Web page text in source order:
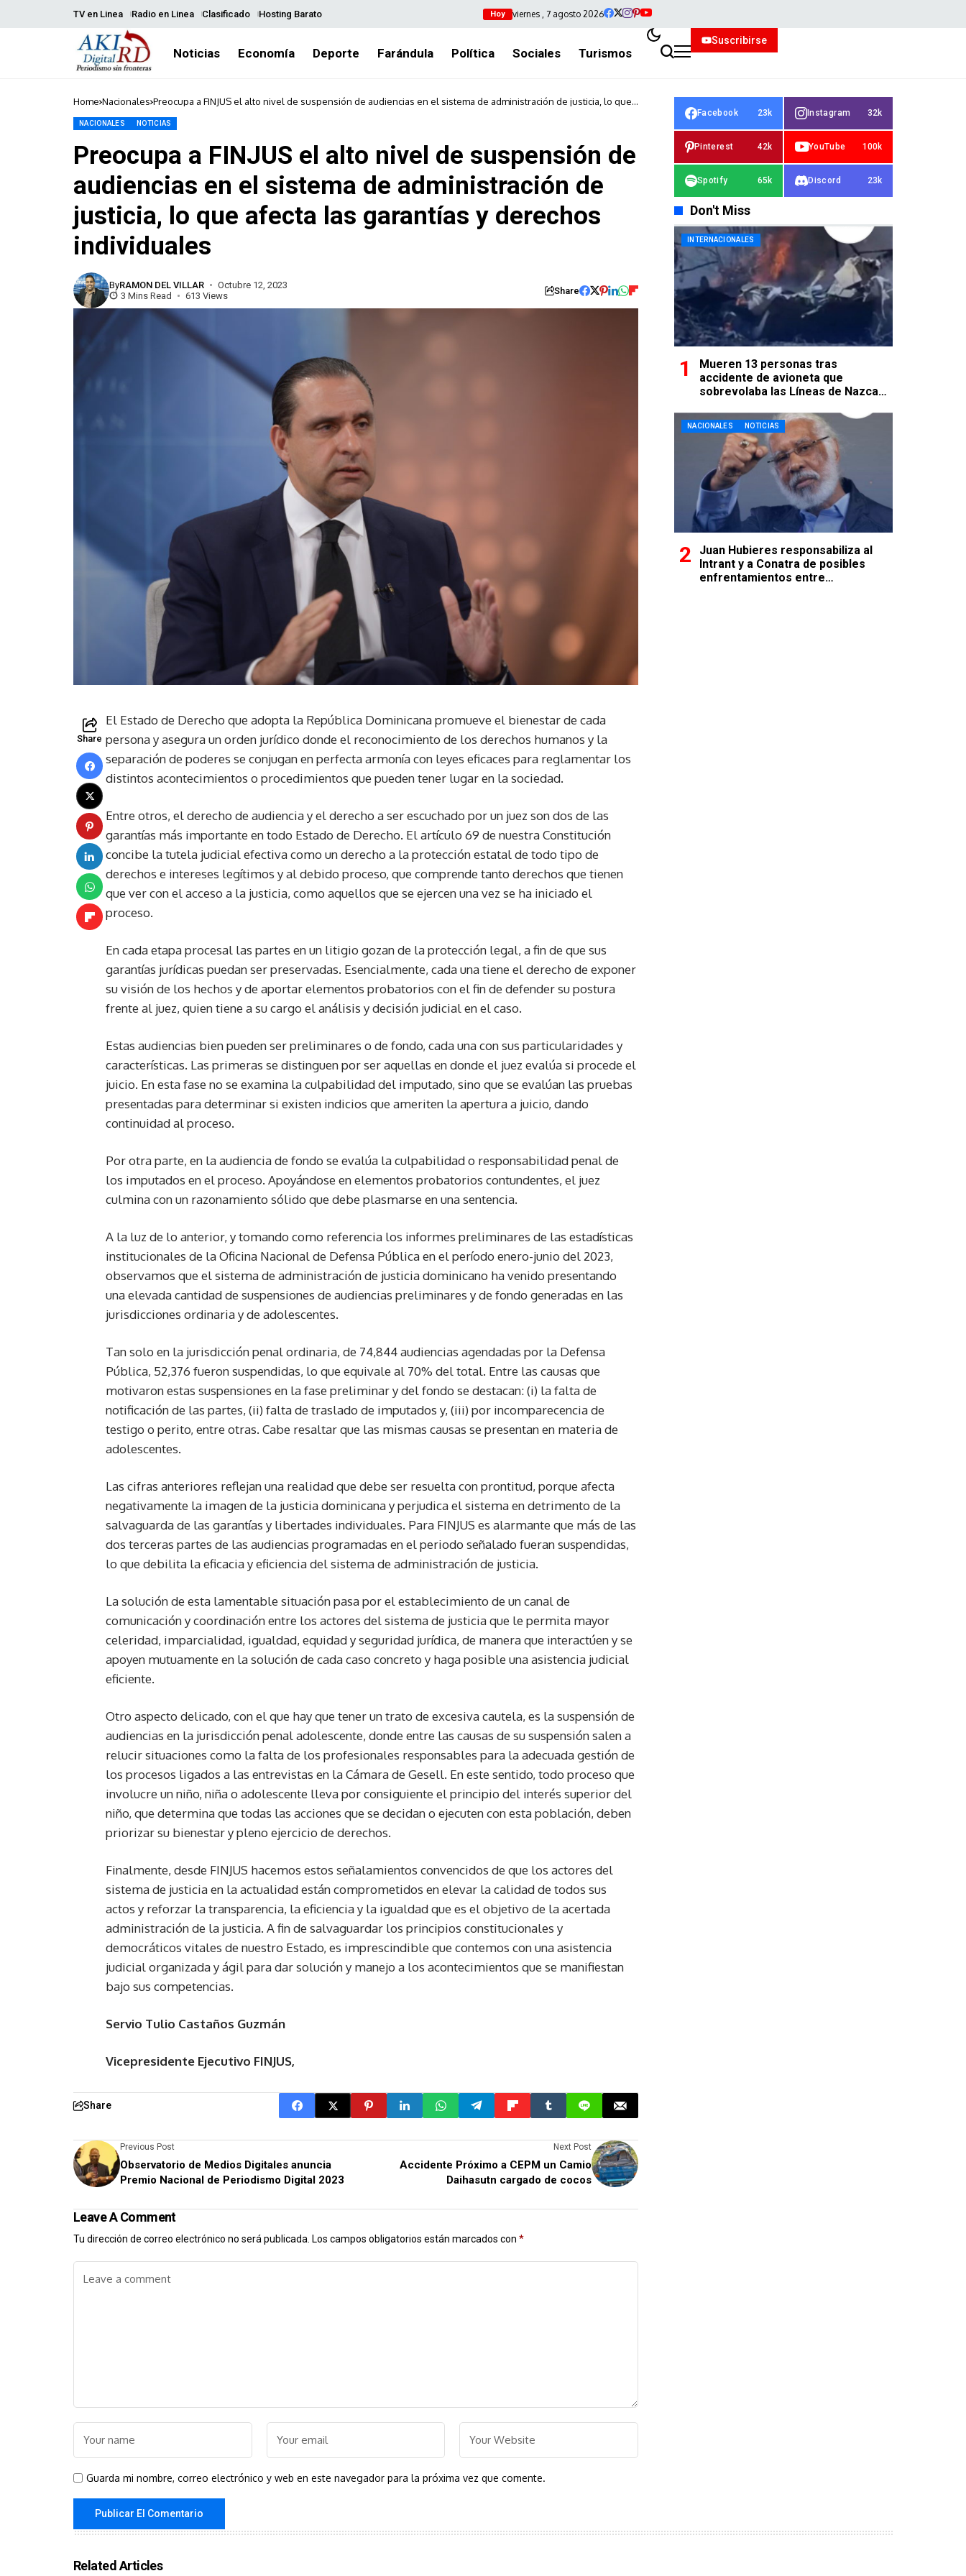
TV en Linea Radio en Linea Clasificado Hosting Barato Hoy viernes , 7 agosto 2026
Noticias Economía Deporte Farándula Política Sociales Turismos
Suscribirse
Home Nacionales Preocupa a FINJUS el alto nivel de suspensión de audiencias en el sistema de administración de justicia, lo que
NACIONALES NOTICIAS
Preocupa a FINJUS el alto nivel de suspensión de
audiencias en el sistema de administración de
justicia, lo que afecta las garantías y derechos
individuales
ByRAMON DEL VILLAR
Octubre 12, 2023
3 Mins Read
613 Views Share
Share
El Estado de Derecho que adopta la República Dominicana promueve el bienestar de cada
persona y asegura un orden jurídico donde el reconocimiento de los derechos humanos y la
separación de poderes se conjugan en perfecta armonía con leyes eficaces para reglamentar los
distintos acontecimientos o procedimientos que pueden tener lugar en la sociedad.
Entre otros, el derecho de audiencia y el derecho a ser escuchado por un juez son dos de las
garantías más importante en todo Estado de Derecho. El artículo 69 de nuestra Constitución
concibe la tutela judicial efectiva como un derecho a la protección estatal de todo tipo de
derechos e intereses legítimos y al debido proceso, que comprende tanto derechos que tienen
que ver con el acceso a la justicia, como aquellos que se ejercen una vez se ha iniciado el
proceso.
En cada etapa procesal las partes en un litigio gozan de la protección legal, a fin de que sus
garantías jurídicas puedan ser preservadas. Esencialmente, cada una tiene el derecho de exponer
su visión de los hechos y de aportar elementos probatorios con el fin de defender su postura
frente al juez, quien tiene a su cargo el análisis y decisión judicial en el caso.
Estas audiencias bien pueden ser preliminares o de fondo, cada una con sus particularidades y
características. Las primeras se distinguen por ser aquellas en donde el juez evalúa si procede el
juicio. En esta fase no se examina la culpabilidad del imputado, sino que se evalúan las pruebas
presentadas para determinar si existen indicios que ameriten la apertura a juicio, dando
continuidad al proceso.
Por otra parte, en la audiencia de fondo se evalúa la culpabilidad o responsabilidad penal de
los imputados en el proceso. Apoyándose en elementos probatorios contundentes, el juez
culmina con un razonamiento sólido que debe plasmarse en una sentencia.
A la luz de lo anterior, y tomando como referencia los informes preliminares de las estadísticas
institucionales de la Oficina Nacional de Defensa Pública en el período enero-junio del 2023,
observamos que el sistema de administración de justicia dominicano ha venido presentando
una elevada cantidad de suspensiones de audiencias preliminares y de fondo generadas en las
jurisdicciones ordinaria y de adolescentes.
Tan solo en la jurisdicción penal ordinaria, de 74,844 audiencias agendadas por la Defensa
Pública, 52,376 fueron suspendidas, lo que equivale al 70% del total. Entre las causas que
motivaron estas suspensiones en la fase preliminar y del fondo se destacan: (i) la falta de
notificación de las partes, (ii) falta de traslado de imputados y, (iii) por incomparecencia de
testigo o perito, entre otras. Cabe resaltar que las mismas causas se presentan en materia de
adolescentes.
Las cifras anteriores reflejan una realidad que debe ser resuelta con prontitud, porque afecta
negativamente la imagen de la justicia dominicana y perjudica el sistema en detrimento de la
salvaguarda de las garantías y libertades individuales. Para FINJUS es alarmante que más de las
dos terceras partes de las audiencias programadas en el periodo señalado fueran suspendidas,
lo que debilita la eficacia y eficiencia del sistema de administración de justicia.
La solución de esta lamentable situación pasa por el establecimiento de un canal de
comunicación y coordinación entre los actores del sistema de justicia que le permita mayor
celeridad, imparcialidad, igualdad, equidad y seguridad jurídica, de manera que interactúen y se
apoyen mutuamente en la solución de cada caso concreto y haga posible una asistencia judicial
eficiente.
Otro aspecto delicado, con el que hay que tener un trato de excesiva cautela, es la suspensión de
audiencias en la jurisdicción penal adolescente, donde entre las causas de su suspensión salen a
relucir situaciones como la falta de los profesionales responsables para la adecuada gestión de
los procesos ligados a las entrevistas en la Cámara de Gesell. En este sentido, todo proceso que
involucre un niño, niña o adolescente lleva por consiguiente el principio del interés superior del
niño, que determina que todas las acciones que se decidan o ejecuten con esta población, deben
priorizar su bienestar y pleno ejercicio de derechos.
Finalmente, desde FINJUS hacemos estos señalamientos convencidos de que los actores del
sistema de justicia en la actualidad están comprometidos en elevar la calidad de todos sus
actos y reforzar la transparencia, la eficiencia y la igualdad que es el objetivo de la acertada
administración de la justicia. A fin de salvaguardar los principios constitucionales y
democráticos vitales de nuestro Estado, es imprescindible que contemos con una asistencia
judicial organizada y ágil para dar solución y manejo a los acontecimientos que se manifiestan
bajo sus competencias.
Servio Tulio Castaños Guzmán
Vicepresidente Ejecutivo FINJUS,
Share
Previous Post
Observatorio de Medios Digitales anuncia
Premio Nacional de Periodismo Digital 2023
Next Post
Accidente Próximo a CEPM un Camio
Daihasutn cargado de cocos
Leave A Comment
Tu dirección de correo electrónico no será publicada. Los campos obligatorios están marcados con *
Guarda mi nombre, correo electrónico y web en este navegador para la próxima vez que comente.
Facebook 23k Instagram 32k
Pinterest 42k YouTube 100k
Spotify 65k Discord 23k
Don't Miss
INTERNACIONALES
Mueren 13 personas tras
accidente de avioneta que
sobrevolaba las Líneas de Nazca
NACIONALES NOTICIAS
Juan Hubieres responsabiliza al
Intrant y a Conatra de posibles
enfrentamientos entre
Related Articles